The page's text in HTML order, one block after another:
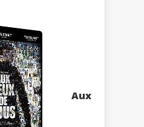
Aux